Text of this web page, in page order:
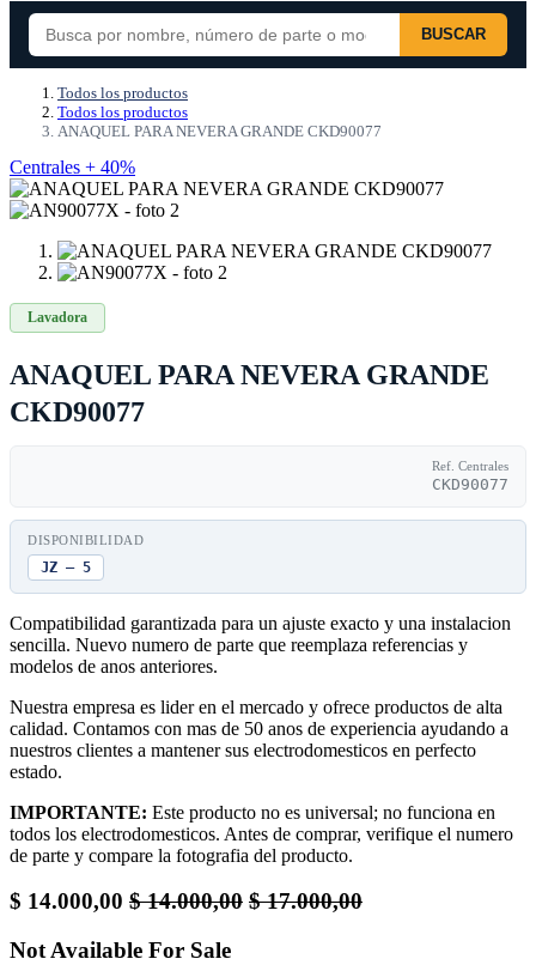
BUSCAR
Todos los productos
Todos los productos
ANAQUEL PARA NEVERA GRANDE CKD90077
Centrales + 40%
Lavadora
ANAQUEL PARA NEVERA GRANDE
CKD90077
Ref. Centrales
CKD90077
DISPONIBILIDAD
JZ — 5
Compatibilidad garantizada para un ajuste exacto y una instalacion
sencilla. Nuevo numero de parte que reemplaza referencias y
modelos de anos anteriores.
Nuestra empresa es lider en el mercado y ofrece productos de alta
calidad. Contamos con mas de 50 anos de experiencia ayudando a
nuestros clientes a mantener sus electrodomesticos en perfecto
estado.
IMPORTANTE: Este producto no es universal; no funciona en
todos los electrodomesticos. Antes de comprar, verifique el numero
de parte y compare la fotografia del producto.
$ 14.000,00 $14.000,00 $17.000,00
Not Available For Sale